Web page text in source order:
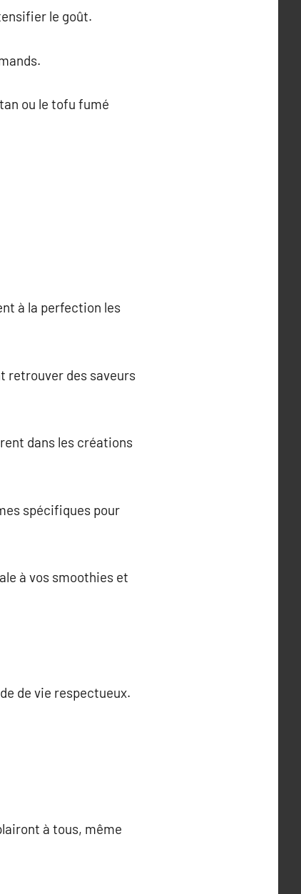
le goût.
ou le tofu fumé
à la perfection les
retrouver des saveurs
dans les créations
spécifiques pour
à vos smoothies et
de vie respectueux.
à tous, même